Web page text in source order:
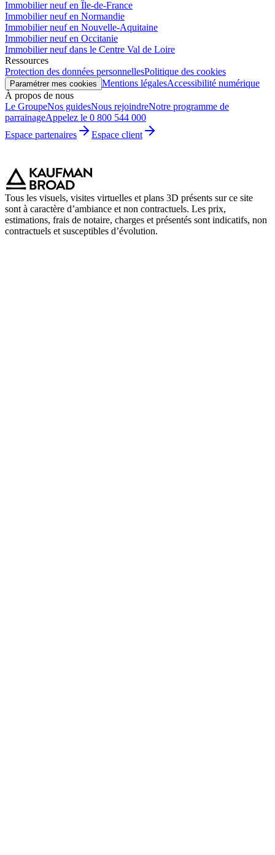
Immobilier neuf en Île-de-France
Immobilier neuf en Normandie
Immobilier neuf en Nouvelle-Aquitaine
Immobilier neuf en Occitanie
Immobilier neuf dans le Centre Val de Loire
Ressources
Protection des données personnellesPolitique des cookies
Paramétrer mes cookies Mentions légalesAccessibilité numérique
À propos de nous
Le GroupeNos guidesNous rejoindreNotre programme de
parrainageAppelez le 0 800 544 000
Espace partenaires
Espace client
Tous les visuels, visites virtuelles et plans 3D présents sur ce site
sont à caractère d’ambiance et non contractuels. Les prix,
estimations, frais de notaire, charges et présentés sont indicatifs, non
contractuels et susceptibles d’évolution.